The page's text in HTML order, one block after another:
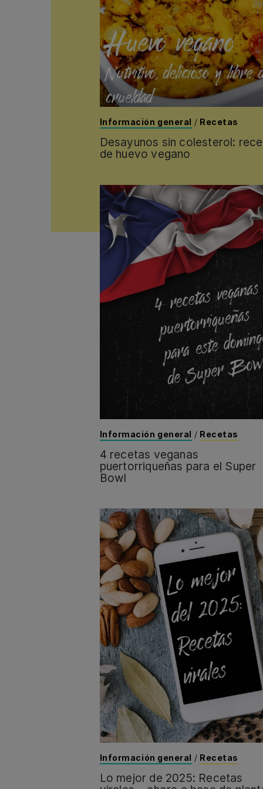
Información general / Recetas
Desayunos sin colesterol:
de huevo vegano
Información general / Recetas
4 recetas veganas
puertorriqueñas para el Super
Bowl
Información general / Recetas
Lo mejor de 2025: Recetas